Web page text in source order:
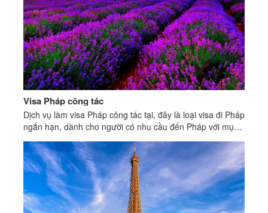
Visa Pháp công tác
Dịch vụ làm visa Pháp công tác tại, đây là loại visa đi Pháp
ngắn hạn, dành cho người có nhu cầu đến Pháp với mục
đích thương mại.